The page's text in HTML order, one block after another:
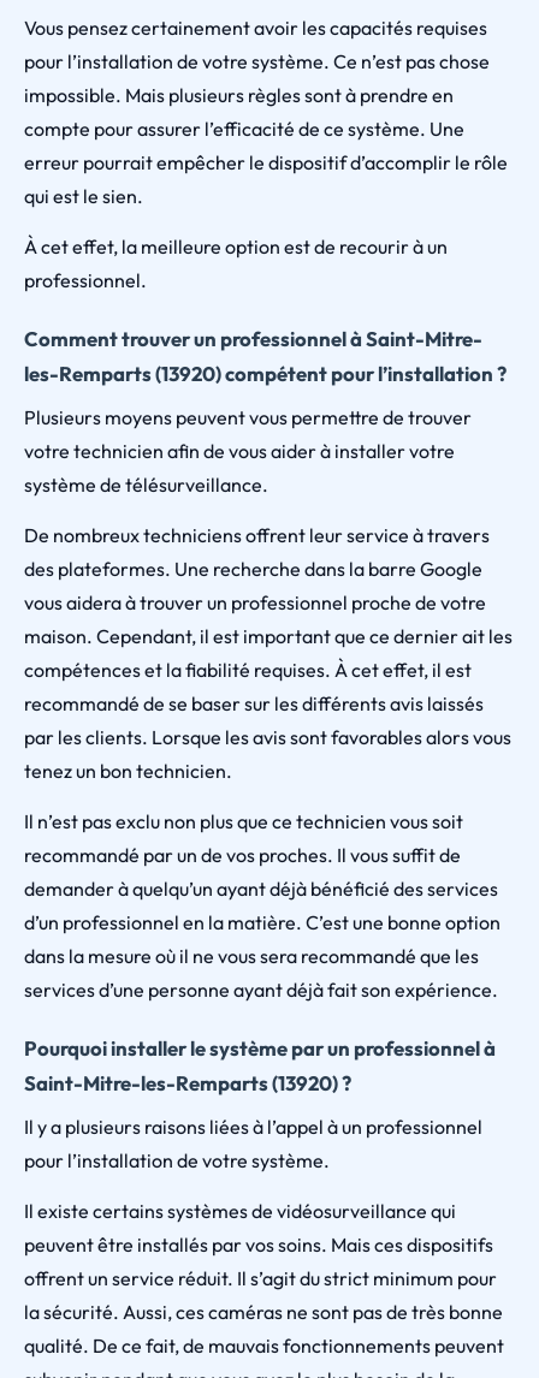
Vous pensez certainement avoir les capacités requises
pour l’installation de votre système. Ce n’est pas chose
impossible. Mais plusieurs règles sont à prendre en
compte pour assurer l’efficacité de ce système. Une
erreur pourrait empêcher le dispositif d’accomplir le rôle
qui est le sien.
À cet effet, la meilleure option est de recourir à un
professionnel.
Comment trouver un professionnel à Saint-Mitre-
les-Remparts (13920) compétent pour l’installation ?
Plusieurs moyens peuvent vous permettre de trouver
votre technicien afin de vous aider à installer votre
système de télésurveillance.
De nombreux techniciens offrent leur service à travers
des plateformes. Une recherche dans la barre Google
vous aidera à trouver un professionnel proche de votre
maison. Cependant, il est important que ce dernier ait les
compétences et la fiabilité requises. À cet effet, il est
recommandé de se baser sur les différents avis laissés
par les clients. Lorsque les avis sont favorables alors vous
tenez un bon technicien.
Il n’est pas exclu non plus que ce technicien vous soit
recommandé par un de vos proches. Il vous suffit de
demander à quelqu’un ayant déjà bénéficié des services
d’un professionnel en la matière. C’est une bonne option
dans la mesure où il ne vous sera recommandé que les
services d’une personne ayant déjà fait son expérience.
Pourquoi installer le système par un professionnel à
Saint-Mitre-les-Remparts (13920) ?
Il y a plusieurs raisons liées à l’appel à un professionnel
pour l’installation de votre système.
Il existe certains systèmes de vidéosurveillance qui
peuvent être installés par vos soins. Mais ces dispositifs
offrent un service réduit. Il s’agit du strict minimum pour
la sécurité. Aussi, ces caméras ne sont pas de très bonne
qualité. De ce fait, de mauvais fonctionnements peuvent